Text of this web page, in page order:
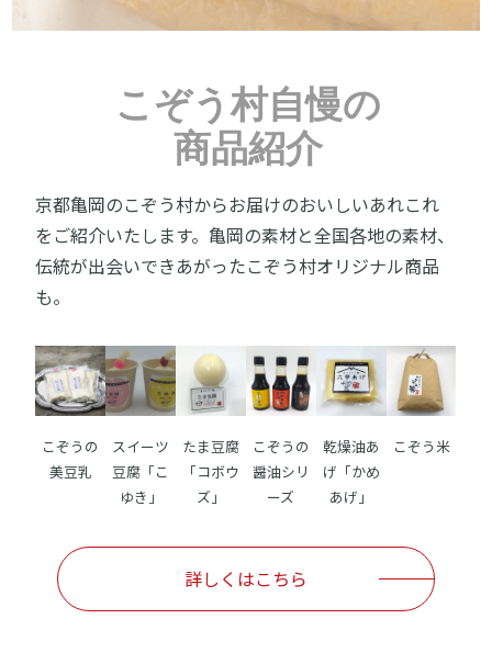
こぞう村自慢の
商品紹介
京都亀岡のこぞう村からお届けのおいしいあれこれ
をご紹介いたします。亀岡の素材と全国各地の素材、
伝統が出会いできあがったこぞう村オリジナル商品
も。
こぞうの
美豆乳
スイーツ
豆腐「こ
ゆき」
たま豆腐
「コボウ
ズ」
こぞうの
醤油シリ
ーズ
乾燥油あ
げ「かめ
あげ」
こぞう米
詳しくはこちら